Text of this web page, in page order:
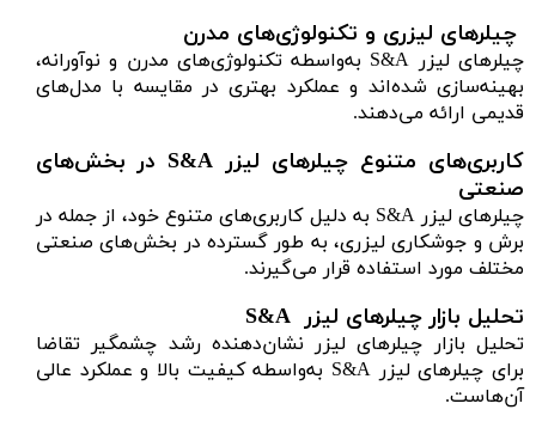
چیلرهای لیزری و تکنولوژی‌های مدرن
چیلرهای لیزر S&A به‌واسطه تکنولوژی‌های مدرن و نوآورانه،
بهینه‌سازی شده‌اند و عملکرد بهتری در مقایسه با مدل‌های
قدیمی ارائه می‌دهند.
کاربری‌های متنوع چیلرهای لیزر S&A در بخش‌های
صنعتی
چیلرهای لیزر S&A به دلیل کاربری‌های متنوع خود، از جمله در
برش و جوشکاری لیزری، به طور گسترده در بخش‌های صنعتی
مختلف مورد استفاده قرار می‌گیرند.
تحلیل بازار چیلرهای لیزر S&A
تحلیل بازار چیلرهای لیزر نشان‌دهنده رشد چشمگیر تقاضا
برای چیلرهای لیزر S&A به‌واسطه کیفیت بالا و عملکرد عالی
آن‌هاست.